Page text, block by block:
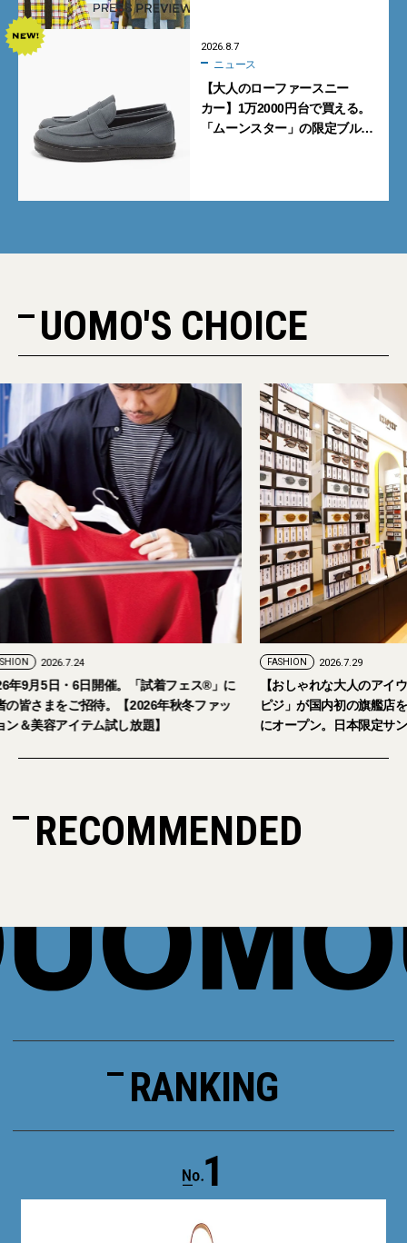
2026.8.7
ニュース
【大人のローファースニー
カー】1万2000円台で買える。
「ムーンスター」の限定ブルー
UOMO'S CHOICE
試着フェス®︎」に
年秋冬ファッ
題】
【おしゃれな大人のアイウェア】パリ発「イジ
ピジ」が国内初の旗艦店をキャットストリート
にオープン。日本限定サングラスも登場
RECOMMENDED
RANKING
1